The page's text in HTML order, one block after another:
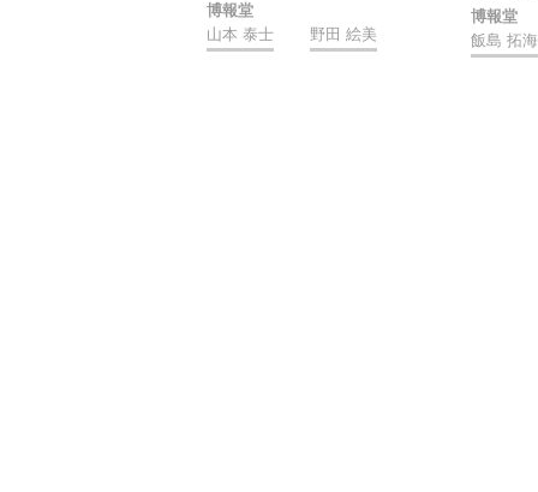
博報堂
山本 泰士
野田 絵美
博報堂
飯島 拓海